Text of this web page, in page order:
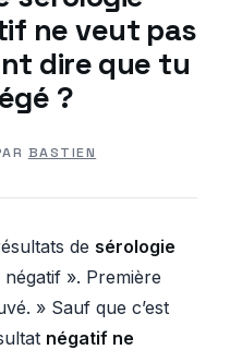
ne veut pas
dire que tu
?
BASTIEN
de sérologie
». Première
» Sauf que c’est
négatif ne